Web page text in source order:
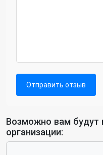
Отправить отзыв
Возможно вам будут
организации: